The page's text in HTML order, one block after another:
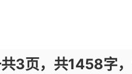
3页，共1458字